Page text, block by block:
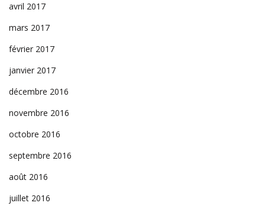
avril 2017
mars 2017
février 2017
janvier 2017
décembre 2016
novembre 2016
octobre 2016
septembre 2016
août 2016
juillet 2016